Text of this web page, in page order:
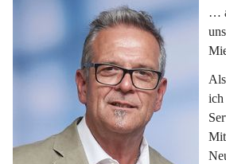
…
ich